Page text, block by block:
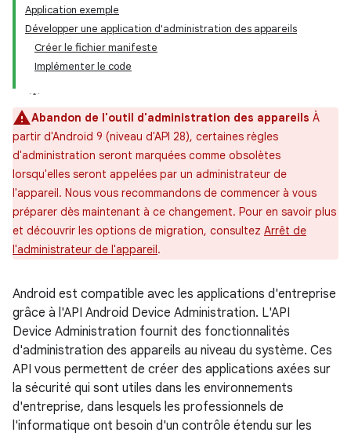
Application exemple
Développer une application d'administration des appareils
Créer le fichier manifeste
Implémenter le code
Abandon de l'outil d'administration des appareils À
partir d'Android 9 (niveau d'API 28), certaines règles
d'administration seront marquées comme obsolètes
lorsqu'elles seront appelées par un administrateur de
l'appareil. Nous vous recommandons de commencer à vous
préparer dès maintenant à ce changement. Pour en savoir plus
et découvrir les options de migration, consultez Arrêt de
l'administrateur de l'appareil.
Android est compatible avec les applications d'entreprise
grâce à l'API Android Device Administration. L'API
Device Administration fournit des fonctionnalités
d'administration des appareils au niveau du système. Ces
API vous permettent de créer des applications axées sur
la sécurité qui sont utiles dans les environnements
d'entreprise, dans lesquels les professionnels de
l'informatique ont besoin d'un contrôle étendu sur les